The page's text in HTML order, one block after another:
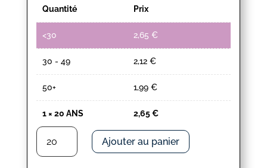
Quantité Prix
<30 2,65 €
30 - 49 2,12 €
50+ 1,99 €
1× 20 ANS 2,65€
quantité
20
Ajouter au panier